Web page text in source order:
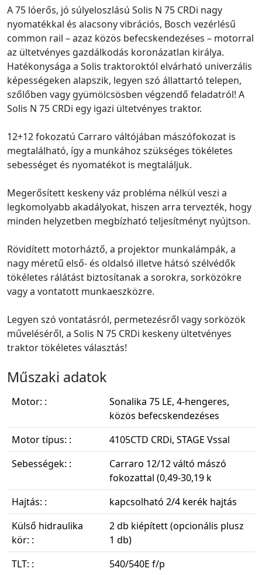
A 75 lóerős, jó súlyeloszlású Solis N 75 CRDi nagy
nyomatékkal és alacsony vibrációs, Bosch vezérlésű
common rail – azaz közös befecskendezéses – motorral
az ültetvényes gazdálkodás koronázatlan királya.
Hatékonysága a Solis traktoroktól elvárható univerzális
képességeken alapszik, legyen szó állattartó telepen,
szőlőben vagy gyümölcsösben végzendő feladatról! A
Solis N 75 CRDi egy igazi ültetvényes traktor.
12+12 fokozatú Carraro váltójában mászófokozat is
megtalálható, így a munkához szükséges tökéletes
sebességet és nyomatékot is megtaláljuk.
Megerősített keskeny váz probléma nélkül veszi a
legkomolyabb akadályokat, hiszen arra tervezték, hogy
minden helyzetben megbízható teljesítményt nyújtson.
Rövidített motorháztő, a projektor munkalámpák, a
nagy méretű első- és oldalsó illetve hátsó szélvédők
tökéletes rálátást biztosítanak a sorokra, sorközökre
vagy a vontatott munkaeszközre.
Legyen szó vontatásról, permetezésről vagy sorközök
műveléséről, a Solis N 75 CRDi keskeny ültetvényes
traktor tökéletes választás!
Műszaki adatok
Motor: :
Sonalika 75 LE, 4-hengeres,
közös befecskendezéses
Motor típus: :
4105CTD CRDi, STAGE Vssal
Sebességek: :
Carraro 12/12 váltó mászó
fokozattal (0,49-30,19 k
Hajtás: :
kapcsolható 2/4 kerék hajtás
Külső hidraulika
kör: :
2 db kiépített (opcionális plusz
1 db)
TLT: :
540/540E f/p